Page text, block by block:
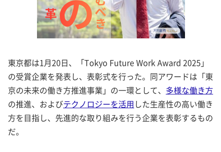
東京都は1月20日、「Tokyo Future Work Award 2025」
の受賞企業を発表し、表彰式を行った。同アワードは「東
京の未来の働き方推進事業」の一環として、 多様な働き方
の推進、およびテクノロジーを活用した生産性の高い働き
方を目指し、先進的な取り組みを行う企業を表彰するもの
だ。